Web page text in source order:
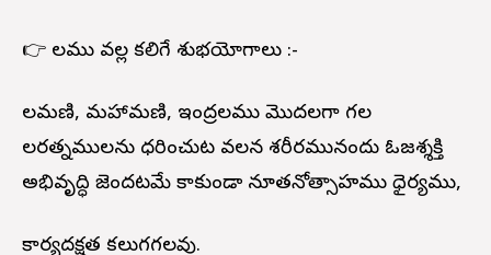
👉 నీలము వల్ల కలిగే శుభయోగాలు :-
నీలమణి, మహామణి, ఇంద్రనీలము మొదలగా గల
నీలరత్నములను ధరించుట వలన శరీరమునందు ఓజశ్శక్తి
అభివృద్ధి జెందటమే కాకుండా నూతనోత్సాహము ధైర్యము,
కార్యదక్షత కలుగగలవు.